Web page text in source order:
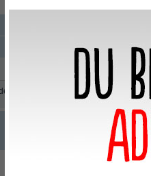
nicht möglich.
Alle Cookies des
© 2000, 2002,
Deutsche Übersetzung